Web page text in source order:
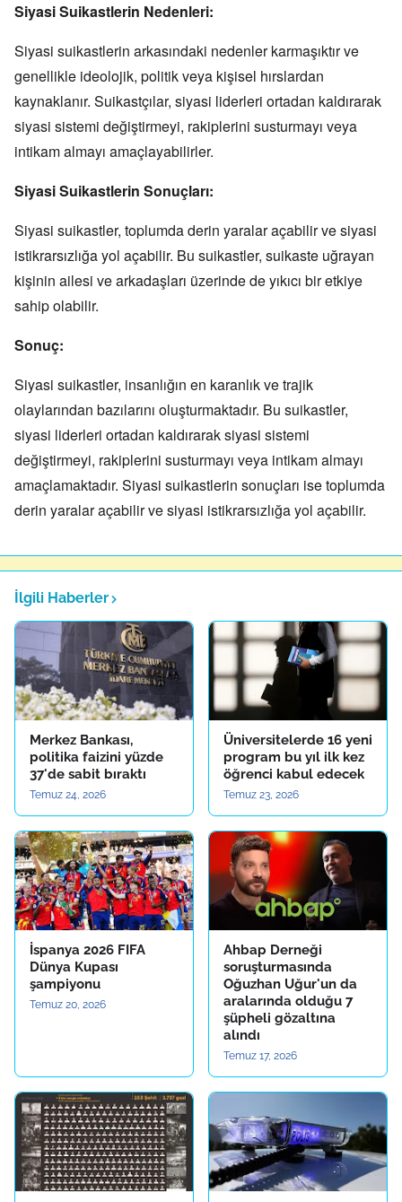
Siyasi Suikastlerin Nedenleri:
Siyasi suikastlerin arkasındaki nedenler karmaşıktır ve
genellikle ideolojik, politik veya kişisel hırslardan
kaynaklanır. Suikastçılar, siyasi liderleri ortadan kaldırarak
siyasi sistemi değiştirmeyi, rakiplerini susturmayı veya
intikam almayı amaçlayabilirler.
Siyasi Suikastlerin Sonuçları:
Siyasi suikastler, toplumda derin yaralar açabilir ve siyasi
istikrarsızlığa yol açabilir. Bu suikastler, suikaste uğrayan
kişinin ailesi ve arkadaşları üzerinde de yıkıcı bir etkiye
sahip olabilir.
Sonuç:
Siyasi suikastler, insanlığın en karanlık ve trajik
olaylarından bazılarını oluşturmaktadır. Bu suikastler,
siyasi liderleri ortadan kaldırarak siyasi sistemi
değiştirmeyi, rakiplerini susturmayı veya intikam almayı
amaçlamaktadır. Siyasi suikastlerin sonuçları ise toplumda
derin yaralar açabilir ve siyasi istikrarsızlığa yol açabilir.
İlgili Haberler
Merkez Bankası,
politika faizini yüzde
37'de sabit bıraktı
Temuz 24, 2026
Üniversitelerde 16 yeni
program bu yıl ilk kez
öğrenci kabul edecek
Temuz 23, 2026
İspanya 2026 FIFA
Dünya Kupası
şampiyonu
Temuz 20, 2026
Ahbap Derneği
soruşturmasında
Oğuzhan Uğur'un da
aralarında olduğu 7
şüpheli gözaltına
alındı
Temuz 17, 2026